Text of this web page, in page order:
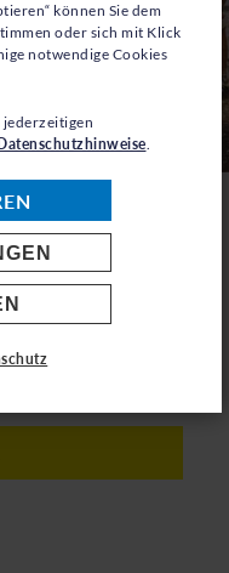
können Sie dem
oder sich mit Klick
notwendige Cookies
Datenschutzhinweise.
Shawkat AlHarfoush